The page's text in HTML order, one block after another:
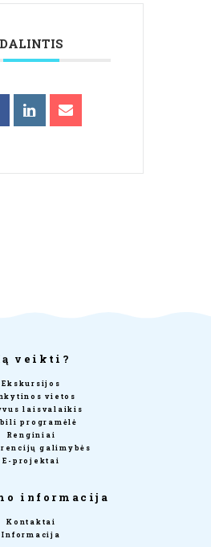
DALINTIS
veikti?
Ekskursijos
vietos
laisvalaikis
programėlė
Renginiai
galimybės
E-projektai
informacija
Kontaktai
Informacija